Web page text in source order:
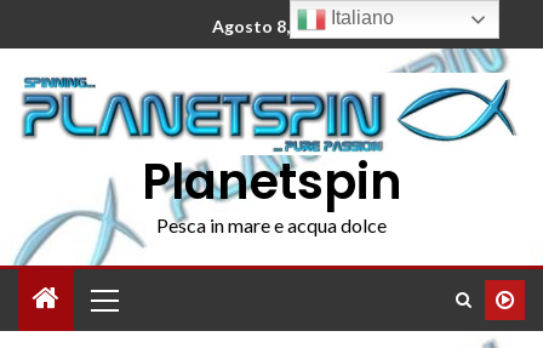
Agosto 8, 2026
Planetspin
Pesca in mare e acqua dolce
Italiano